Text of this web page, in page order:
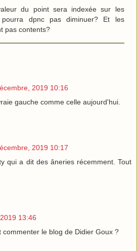
du point sera indexée sur les
dpnc pas diminuer? Et les
pas contents?
2019 10:16
gauche comme celle aujourd'hui.
2019 10:17
qui a dit des âneries récemment. Tout
13:46
commenter le blog de Didier Goux ?